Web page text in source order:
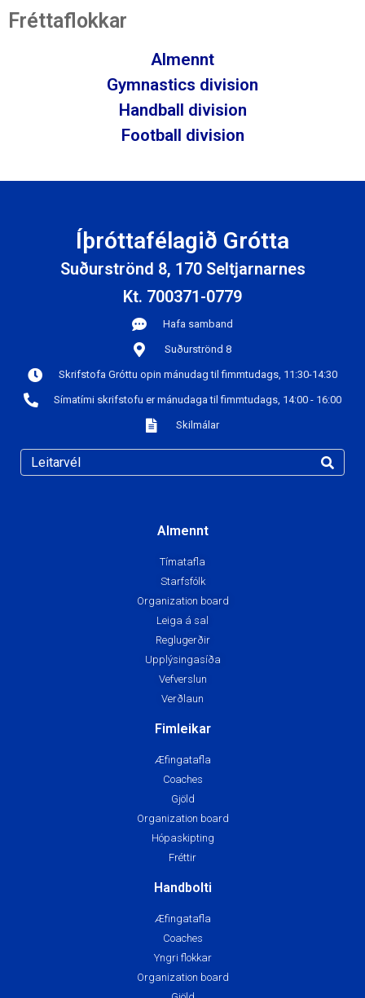
Fréttaflokkar
Almennt
Gymnastics division
Handball division
Football division
Íþróttafélagið Grótta
Suðurströnd 8, 170 Seltjarnarnes
Kt. 700371-0779
Hafa samband
Suðurströnd 8
Skrifstofa Gróttu opin mánudag til fimmtudags, 11:30-14:30
Símatími skrifstofu er mánudaga til fimmtudags, 14:00 - 16:00
Skilmálar
Almennt
Tímatafla
Starfsfólk
Organization board
Leiga á sal
Reglugerðir
Upplýsingasíða
Vefverslun
Verðlaun
Fimleikar
Æfingatafla
Coaches
Gjöld
Organization board
Hópaskipting
Fréttir
Handbolti
Æfingatafla
Coaches
Yngri flokkar
Organization board